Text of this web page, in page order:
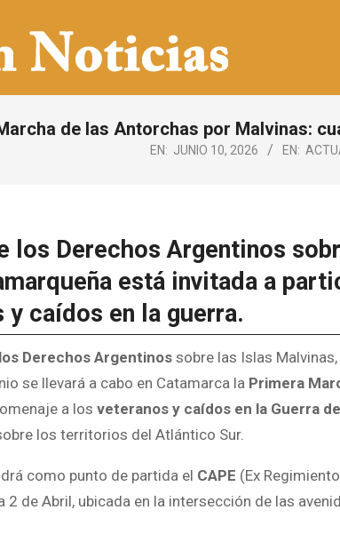
de las Antorchas por Malvinas:
EN: JUNIO 10, 2026 EN:
los Derechos Argentinos
está invitada a
y caídos en la guerra.
Derechos Argentinos sobre las Islas
se llevará a cabo en Catamarca la Primera
a los veteranos y caídos en la Guerra
los territorios del Atlántico Sur.
como punto de partida el CAPE (Ex
de Abril, ubicada en la intersección de las